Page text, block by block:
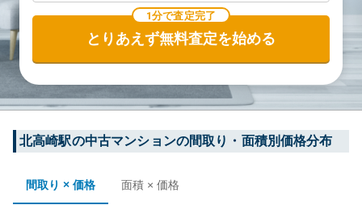
1分で査定完了
とりあえず無料査定を始める
北高崎駅の中古マンションの間取り・面積別価格分布
間取り × 価格 面積 × 価格